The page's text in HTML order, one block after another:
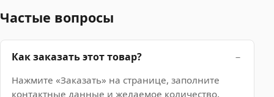
Частые вопросы
Как заказать этот товар?
Нажмите «Заказать» на странице, заполните
контактные данные и желаемое количество.